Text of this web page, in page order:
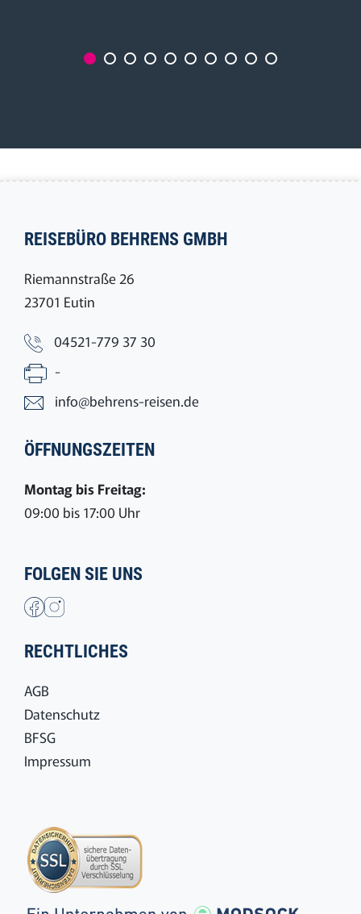
REISEBÜRO BEHRENS GMBH
Riemannstraße 26
23701 Eutin
04521-779 37 30
-
info@behrens-reisen.de
ÖFFNUNGSZEITEN
Montag bis Freitag:
09:00 bis 17:00 Uhr
FOLGEN SIE UNS
RECHTLICHES
AGB
Datenschutz
BFSG
Impressum